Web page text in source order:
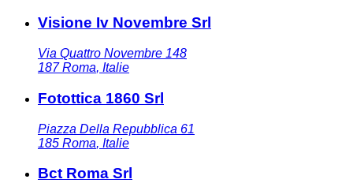
Visione Iv Novembre Srl
Via Quattro Novembre 148
187 Roma, Italie
Fotottica 1860 Srl
Piazza Della Repubblica 61
185 Roma, Italie
Bct Roma Srl